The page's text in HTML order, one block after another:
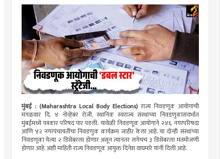
मुंबई : (Maharashtra Local Body Elections)राज्य निवडणूक आयोगाची
मंगळवार दि. ४ नोव्हेंबर रोजी, स्थानिक स्वराज्य संस्थांच्या निवडणुकांसंदर्भात
मुंबईमध्ये पत्रकार परिषद पार पडली. यावेळी निवडणूक आयोगाने २४६ नगरपरिषदा
आणि ४२ नगरपंचायतींचा निवडणुक कार्यक्रम जाहीर केला आहे. या दोन्ही संस्थांच्या
निवडणूका येत्या २ डिसेंबरला होणार असून त्यानंतर लगेचच ३ डिसेंबरला मतमोजणी
होणार आहे. अशी माहिती राज्य निवडणूक आयुक्त दिनेश वाघमारे यांनी दिली आहे.